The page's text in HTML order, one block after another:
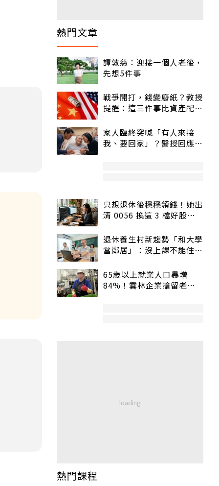
熱門文章
譚敦慈：迎接一個人老後，
先想5件事
戰爭開打，錢變廢紙？教授
提醒：這三件事比資產配置
家人臨終突喊「有人來接
我、要回家」？醫授回應方
只想退休後穩穩領錢！她出
清 0056 換這 3 檔好股：
退休養生村新趨勢「和大學
當鄰居」：沒上課不能住、
65歲以上就業人口暴增
84%！雲林企業搶留老員
熱門課程